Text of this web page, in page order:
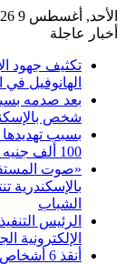
الأحد, أغسطس 9 2026
أخبار عاجلة
تكثيف جهود
الهانوفيل في
بعد صدمه
شخص
100 ألف جنيه لمتهم بالإسكندرية
«صوت
بالإسكندرية
الشباب
الرئيس
الإلكترونية
أنقذ 6